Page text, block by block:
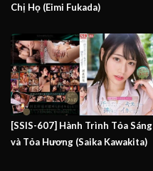
Chị Họ (Eimi Fukada)
[SSIS-607] Hành Trình Tỏa Sáng
và Tỏa Hương (Saika Kawakita)